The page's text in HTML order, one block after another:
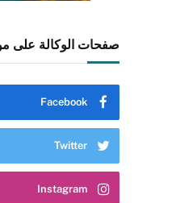
صفحات الوكالة على
Facebook
Twitter
Instagram